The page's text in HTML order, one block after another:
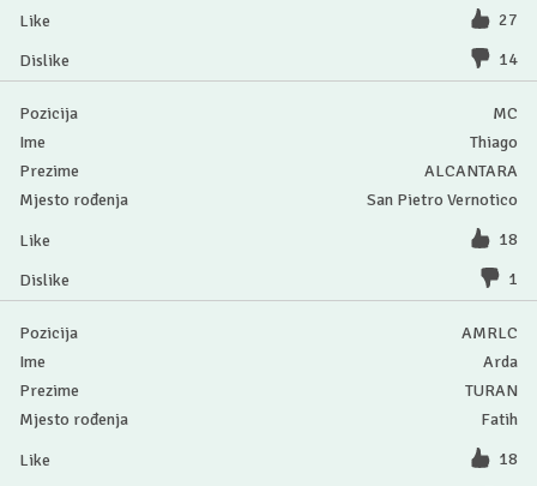
27
14
MC
Thiago
ALCANTARA
San Pietro Vernotico
18
1
AMRLC
Arda
TURAN
Fatih
18